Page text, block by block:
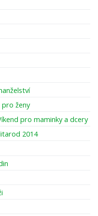
pro ženy
pro maminky a dcery
2014